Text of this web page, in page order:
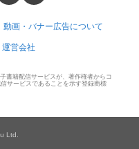
動画・バナー広告について
運営会社
書籍配信サービスが、著作権者からコ
サービスであることを示す登録商標
Ltd.